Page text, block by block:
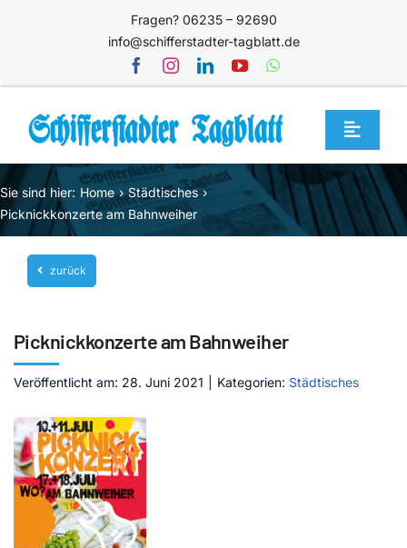
Fragen? 06235 – 92690
info@schifferstadter-tagblatt.de
Toggle
Home
Themen
Blog
Unternehmen
Mediathek
Kontakt
Sie sind hier: Home
Städtisches
Picknickkonzerte am Bahnweiher
zurück
Picknickkonzerte am Bahnweiher
Veröffentlicht am: 28. Juni 2021 Kategorien: Städtisches